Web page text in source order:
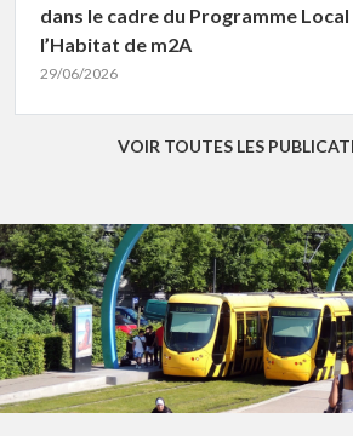
dans le cadre du Programme Local
l’Habitat de m2A
29/06/2026
VOIR TOUTES LES